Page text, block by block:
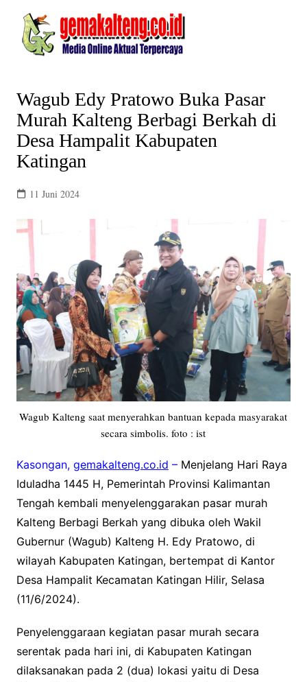
content
Wagub Edy Pratowo Buka Pasar
Murah Kalteng Berbagi Berkah di
Desa Hampalit Kabupaten
Katingan
11 Juni 2024
Wagub Kalteng saat menyerahkan bantuan kepada masyarakat
secara simbolis. foto : ist
Kasongan, gemakalteng.co.id –Menjelang Hari Raya
Iduladha 1445 H, Pemerintah Provinsi Kalimantan
Tengah kembali menyelenggarakan pasar murah
Kalteng Berbagi Berkah yang dibuka oleh Wakil
Gubernur (Wagub) Kalteng H. Edy Pratowo, di
wilayah Kabupaten Katingan, bertempat di Kantor
Desa Hampalit Kecamatan Katingan Hilir, Selasa
(11/6/2024).
Penyelenggaraan kegiatan pasar murah secara
serentak pada hari ini, di Kabupaten Katingan
dilaksanakan pada 2 (dua) lokasi yaitu di Desa